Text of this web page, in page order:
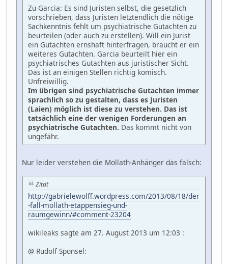
Zu Garcia: Es sind Juristen selbst, die gesetzlich
vorschrieben, dass Juristen letztendlich die nötige
Sachkenntnis fehlt um psychiatrische Gutachten zu
beurteilen (oder auch zu erstellen). Will ein Jurist
ein Gutachten ernshaft hinterfragen, braucht er ein
weiteres Gutachten. Garcia beurteilt hier ein
psychiatrisches Gutachten aus juristischer Sicht.
Das ist an einigen Stellen richtig komisch.
Unfreiwillig.
Im übrigen sind psychiatrische Gutachten immer
sprachlich so zu gestalten, dass es Juristen
(Laien) möglich ist diese zu verstehen. Das ist
tatsächlich eine der wenigen Forderungen an
psychiatrische Gutachten. Das kommt nicht von
ungefähr.
Nur leider verstehen die Mollath-Anhänger das falsch:
Zitat
http://gabrielewolff.wordpress.com/2013/08/18/der
-fall-mollath-etappensieg-und-
raumgewinn/#comment-23204
wikileaks sagte am 27. August 2013 um 12:03 :
@ Rudolf Sponsel: